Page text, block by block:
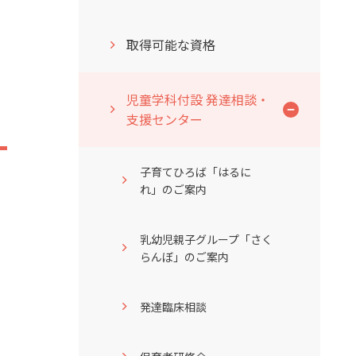
取得可能な資格
児童学科付設 発達相談・
支援センター
子育てひろば「はるに
れ」のご案内
乳幼児親子グループ「さく
らんぼ」のご案内
発達臨床相談